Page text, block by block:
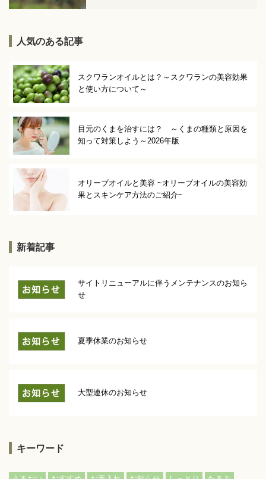
人気のある記事
スクワランオイルとは？～スクワランの美容効果
と使い方について～
目元のくまを治すには？ ～くまの種類と原因を
知って対策しよう～2026年版
オリーブオイルと美容 ~オリーブオイルの美容効
果とスキンケア方法のご紹介~
新着記事
サイトリニューアルに伴うメンテナンスのお知ら
せ
夏季休業のお知らせ
大型連休のお知らせ
キーワード